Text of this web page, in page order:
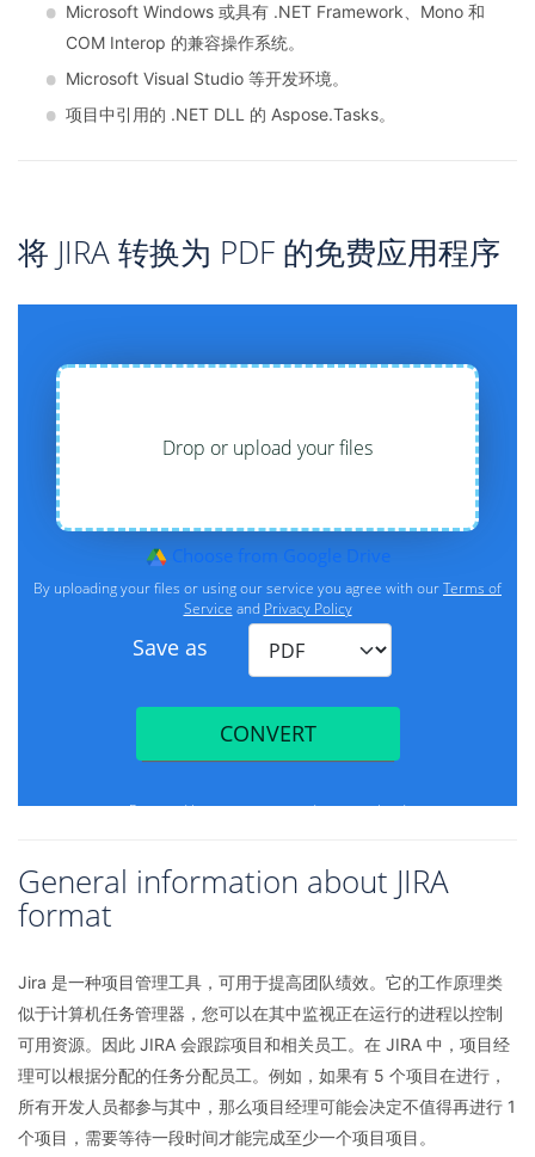
Microsoft Windows 或具有 .NET Framework、Mono 和
COM Interop 的兼容操作系统。
Microsoft Visual Studio 等开发环境。
项目中引用的 .NET DLL 的 Aspose.Tasks。
将 JIRA 转换为 PDF 的免费应用程序
General information about JIRA
format
Jira 是一种项目管理工具，可用于提高团队绩效。它的工作原理类
似于计算机任务管理器，您可以在其中监视正在运行的进程以控制
可用资源。因此 JIRA 会跟踪项目和相关员工。在 JIRA 中，项目经
理可以根据分配的任务分配员工。例如，如果有 5 个项目在进行，
所有开发人员都参与其中，那么项目经理可能会决定不值得再进行 1
个项目，需要等待一段时间才能完成至少一个项目项目。